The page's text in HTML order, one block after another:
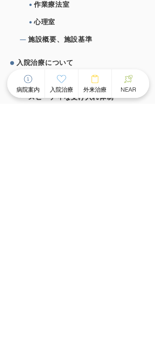
作業療法室
心理室
施設概要、施設基準
⼊院治療について
チーム医療による個別看護
スピーディな受け⼊れ体制
病院案内 入院治療 外来治療 NEAR